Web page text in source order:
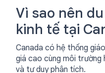
Vì sao nên
kinh tế tại
Canada có hệ thống
giá cao cùng môi
và tư duy phân tích.